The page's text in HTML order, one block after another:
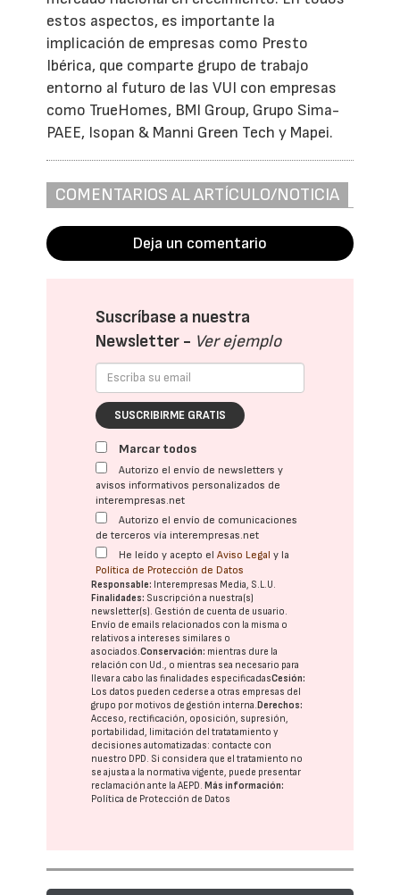
estos aspectos, es importante la
implicación de empresas como Presto
Ibérica, que comparte grupo de trabajo
entorno al futuro de las VUI con empresas
como TrueHomes, BMI Group, Grupo Sima-
PAEE, Isopan & Manni Green Tech y Mapei.
COMENTARIOS AL ARTÍCULO/NOTICIA
Deja un comentario
Suscríbase a nuestra
Newsletter - Ver ejemplo
SUSCRIBIRME GRATIS
Marcar todos
Autorizo el envío de newsletters y
avisos informativos personalizados de
interempresas.net
Autorizo el envío de comunicaciones
de terceros vía interempresas.net
He leído y acepto elAviso Legal y la
Política de Protección de Datos
Responsable: Interempresas Media, S.L.U.
Finalidades: Suscripción a nuestra(s)
newsletter(s). Gestión de cuenta de usuario.
Envío de emails relacionados con la misma o
relativos a intereses similares o
asociados.Conservación: mientras dure la
relación con Ud., o mientras sea necesario para
llevar a cabo las finalidades especificadasCesión:
Los datos pueden cederse a otras empresas del
grupo por motivos de gestión interna.Derechos:
Acceso, rectificación, oposición, supresión,
portabilidad, limitación del tratatamiento y
decisiones automatizadas: contacte con
nuestro DPD. Si considera que el tratamiento no
se ajusta a la normativa vigente, puede presentar
reclamación ante laAEPD.Más información:
Política de Protección de Datos